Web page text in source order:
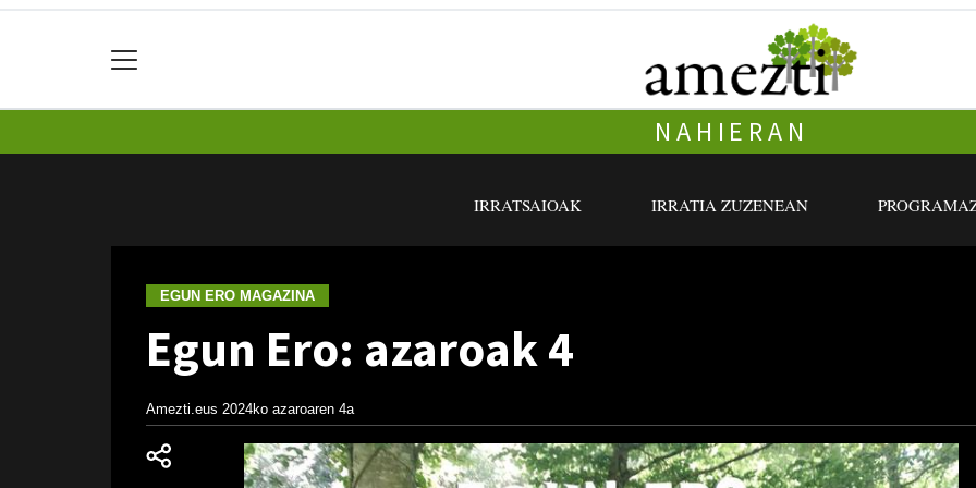
NAHIERAN
IRRATSAIOAK IRRATIA ZUZENEAN
EGUN ERO MAGAZINA
Egun Ero: azaroak 4
Amezti.eus 2024ko azaroaren 4a